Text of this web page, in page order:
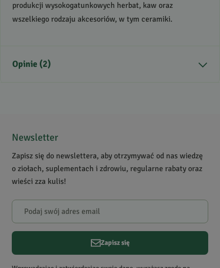
produkcji wysokogatunkowych herbat, kaw oraz
wszelkiego rodzaju akcesoriów, w tym ceramiki.
Opinie (2)
4
2
0
1
0
W naszej witrynie opinie mogą dodawać tylko osoby, które
Data dodania:09.07.2025
Newsletter
Zapisz się do newslettera, aby otrzymywać od nas wiedzę
o ziołach, suplementach i zdrowiu, regularne rabaty oraz
wieści zza kulis!
Zapisz się